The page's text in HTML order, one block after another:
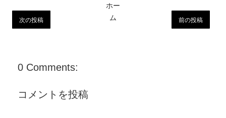
次の投稿 前の投稿
ホー
ム
0 Comments:
コメントを投稿